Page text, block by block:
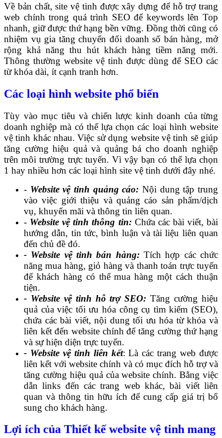
Về bản chất, site vệ tinh được xây dựng để hỗ trợ trang
web chính trong quá trình SEO để keywords lên Top
nhanh, giữ được thứ hạng bền vững. Đồng thời cũng có
nhiệm vụ gia tăng chuyển đổi doanh số bán hàng, mở
rộng khả năng thu hút khách hàng tiềm năng mới.
Thông thường website vệ tinh được dùng để SEO các
từ khóa dài, ít cạnh tranh hơn.
Các loại hình website phổ biến
Tùy vào mục tiêu và chiến lược kinh doanh của từng
doanh nghiệp mà có thể lựa chọn các loại hình website
vệ tinh khác nhau. Việc sử dụng website vệ tinh sẽ giúp
tăng cường hiệu quả và quảng bá cho doanh nghiệp
trên môi trường trực tuyến. Vì vậy bạn có thể lựa chọn
1 hay nhiều hơn các loại hình site vệ tinh dưới đây nhé.
- Website vệ tinh quảng cáo: Nội dung tập trung
vào việc giới thiệu và quảng cáo sản phẩm/dịch
vụ, khuyến mãi và thông tin liên quan.
- Website vệ tinh thông tin: Chứa các bài viết, bài
hướng dẫn, tin tức, bình luận và tài liệu liên quan
đến chủ đề đó.
- Website vệ tinh bán hàng: Tích hợp các chức
năng mua hàng, giỏ hàng và thanh toán trực tuyến
để khách hàng có thể mua hàng một cách thuận
tiện.
- Website vệ tinh hỗ trợ SEO: Tăng cường hiệu
quả của việc tối ưu hóa công cụ tìm kiếm (SEO),
chứa các bài viết, nội dung tối ưu hóa từ khóa và
liên kết đến website chính để tăng cường thứ hạng
và sự hiện diện trực tuyến.
- Website vệ tinh liên kết: Là các trang web được
liên kết với website chính và có mục đích hỗ trợ và
tăng cường hiệu quả của website chính. Bằng việc
dẫn links đến các trang web khác, bài viết liên
quan và thông tin hữu ích để cung cấp giá trị bổ
sung cho khách hàng.
Lợi ích của Thiết kế website vệ tinh mang